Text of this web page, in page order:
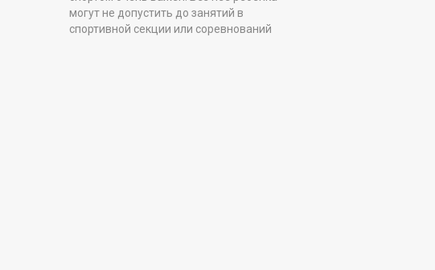
могут не допустить до занятий в
спортивной секции или соревнований